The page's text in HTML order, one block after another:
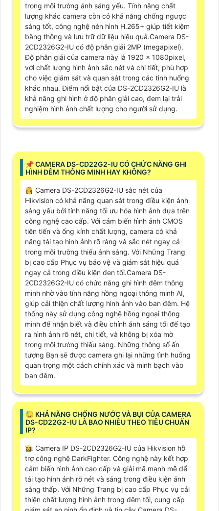
trong môi trường ánh sáng yếu. Tính năng chất
lượng khác camera còn có khả năng chống ngược
sáng tốt, công nghệ nén hình H.265+ giúp tiết kiệm
băng thông và lưu trữ dữ liệu hiệu quả.Camera DS-
2CD2326G2-IU có độ phân giải 2MP (megapixel).
Độ phân giải của camera này là 1920 x 1080pixel,
với chất lượng hình ảnh sắc nét và chi tiết, phù hợp
cho việc giám sát và quan sát trong các tình huống
khác nhau. Điểm nổi bật của DS-2CD2326G2-IU là
khả năng ghi hình ở độ phân giải cao, đem lại trải
nghiệm hình ảnh chất lượng cho người sử dụng.
📌 CAMERA DS-CD22G2-IU CÓ CHỨC NĂNG GHI
HÌNH ĐÊM THÔNG MINH HAY KHÔNG?
👸 Camera DS-2CD2326G2-IU sắc nét của
Hikvision có khả năng quan sát trong điều kiện ánh
sáng yếu bởi tính năng tối ưu hóa hình ảnh dựa trên
công nghệ cao cấp. Với cảm biến hình ảnh CMOS
tiên tiến và ống kính chất lượng, camera có khả
năng tái tạo hình ảnh rõ ràng và sắc nét ngay cả
trong môi trường thiếu ánh sáng. Với Những Trang
bị cao cấp Phục vụ bảo vệ và giám sát hiệu quả
ngay cả trong điều kiện đen tối.Camera DS-
2CD2326G2-IU có chức năng ghi hình đêm thông
minh nhờ vào tính năng hồng ngoại thông minh AI,
giúp cải thiện chất lượng hình ảnh vào ban đêm. Hệ
thống này sử dụng công nghệ hồng ngoại thông
minh để nhận biết và điều chỉnh ánh sáng tối để tạo
ra hình ảnh rõ nét, chi tiết, và không bị xóa mờ
trong môi trường thiếu sáng. Những thông số ấn
tượng Bạn sẽ được camera ghi lại những tình huống
quan trọng một cách chính xác và minh bạch vào
ban đêm.
😓 KHẢ NĂNG CHỐNG NƯỚC VÀ BỤI CỦA CAMERA
DS-CD22G2-IU LÀ BAO NHIÊU THEO TIÊU CHUẨN
IP?
👩‍🌾 Camera IP DS-2CD2326G2-IU của Hikvision hỗ
trợ công nghệ DarkFighter. Công nghệ này kết hợp
cảm biến hình ảnh cao cấp và giải mã mạnh mẽ để
tái tạo hình ảnh rõ nét và sáng trong điều kiện ánh
sáng thấp. Với Những Trang bị cao cấp Phục vụ cải
thiện chất lượng hình ảnh trong đêm tối, cung cấp